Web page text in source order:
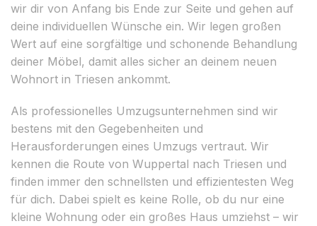
wir dir von Anfang bis Ende zur Seite und gehen auf
deine individuellen Wünsche ein. Wir legen großen
Wert auf eine sorgfältige und schonende Behandlung
deiner Möbel, damit alles sicher an deinem neuen
Wohnort in Triesen ankommt.
Als professionelles Umzugsunternehmen sind wir
bestens mit den Gegebenheiten und
Herausforderungen eines Umzugs vertraut. Wir
kennen die Route von Wuppertal nach Triesen und
finden immer den schnellsten und effizientesten Weg
für dich. Dabei spielt es keine Rolle, ob du nur eine
kleine Wohnung oder ein großes Haus umziehst – wir